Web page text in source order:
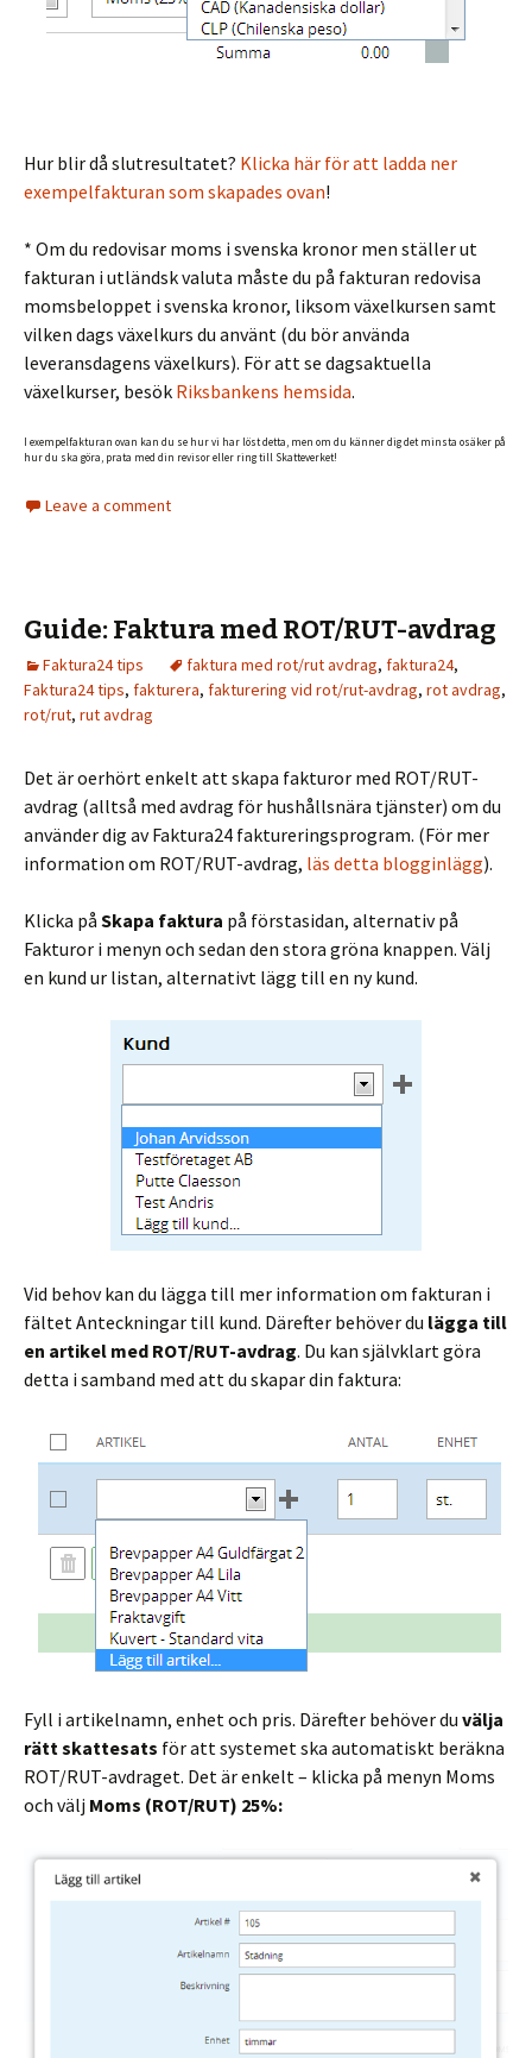
Hur blir då slutresultatet? Klicka här för att ladda ner
exempelfakturan som skapades ovan!
* Om du redovisar moms i svenska kronor men ställer ut
fakturan i utländsk valuta måste du på fakturan redovisa
momsbeloppet i svenska kronor, liksom växelkursen samt
vilken dags växelkurs du använt (du bör använda
leveransdagens växelkurs). För att se dagsaktuella
växelkurser, besök Riksbankens hemsida.
I exempelfakturan ovan kan du se hur vi har löst detta, men om du känner dig det minsta osäker på
hur du ska göra, prata med din revisor eller ring till Skatteverket!
Leave a comment
Guide: Faktura med ROT/RUT-avdrag
Faktura24 tips faktura med rot/rut avdrag, faktura24,
Faktura24 tips, fakturera, fakturering vid rot/rut-avdrag, rot avdrag,
rot/rut, rut avdrag
Det är oerhört enkelt att skapa fakturor med ROT/RUT-
avdrag (alltså med avdrag för hushållsnära tjänster) om du
använder dig av Faktura24 faktureringsprogram. (För mer
information om ROT/RUT-avdrag, läs detta blogginlägg).
Klicka på Skapa faktura på förstasidan, alternativ på
Fakturor i menyn och sedan den stora gröna knappen. Välj
en kund ur listan, alternativt lägg till en ny kund.
Vid behov kan du lägga till mer information om fakturan i
fältet Anteckningar till kund. Därefter behöver du lägga till
en artikel med ROT/RUT-avdrag. Du kan självklart göra
detta i samband med att du skapar din faktura:
Fyll i artikelnamn, enhet och pris. Därefter behöver du välja
rätt skattesats för att systemet ska automatiskt beräkna
ROT/RUT-avdraget. Det är enkelt – klicka på menyn Moms
och välj Moms (ROT/RUT) 25%: